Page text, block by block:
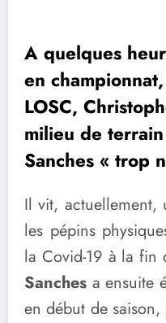
A quelques
en
LOSC,
milieu de
Sanches « trop
Il vit, actuellement,
les pépins
la Covid-19 à la fin
Sanches a ensuite
en début de